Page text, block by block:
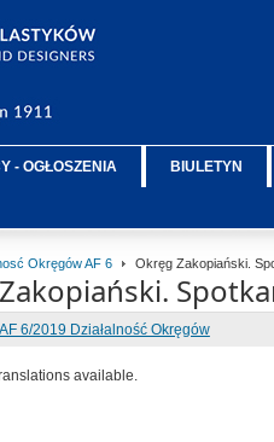
- OGŁOSZENIA BIULETYN
Okręgów AF 6 Okręg Zakopiański.
AF 6/2019 Działalność Okręgów
available.